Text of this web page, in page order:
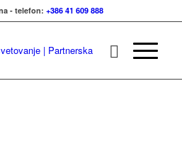
- telefon:+386 41 609 888